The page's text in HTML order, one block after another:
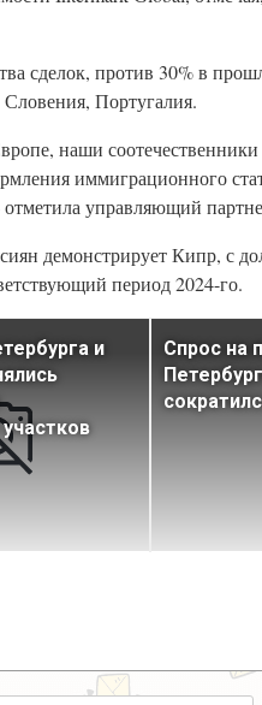
сделок, против 30% в
Португалия.
наши
иммиграционного
управляющий
демонстрирует Кипр, с
период 2024-го.
и
Спрос на